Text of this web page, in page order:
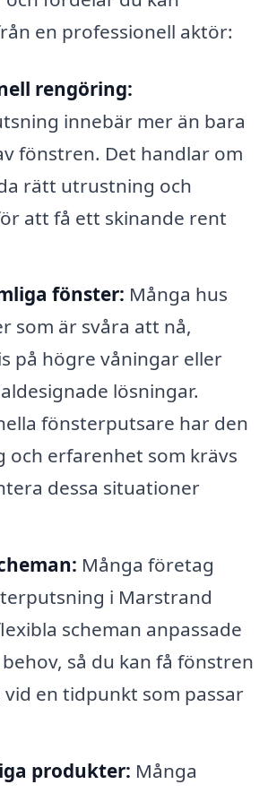
en professionell aktör:
rengöring:
innebär mer än bara
fönstren. Det handlar om
rätt utrustning och
att få ett skinande rent
fönster: Många hus
som är svåra att nå,
på högre våningar eller
lösningar.
fönsterputsare har den
och erfarenhet som krävs
dessa situationer
Många företag
i Marstrand
scheman anpassade
så du kan få fönstren
en tidpunkt som passar
produkter: Många